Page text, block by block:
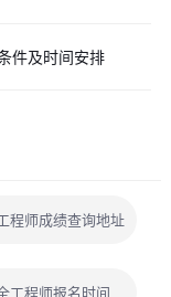
件及时间安排
程师成绩查询地址
工程师报名时间